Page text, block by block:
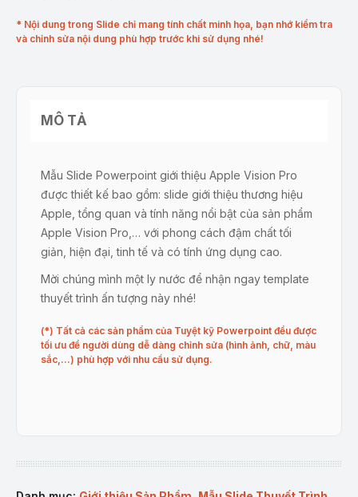
* Nội dung trong Slide chỉ mang tính chất minh họa, bạn nhớ kiểm tra
và chỉnh sửa nội dung phù hợp trước khi sử dụng nhé!
MÔ TẢ
Mẫu Slide Powerpoint giới thiệu Apple Vision Pro
được thiết kế bao gồm: slide giới thiệu thương hiệu
Apple, tổng quan và tính năng nổi bật của sản phẩm
Apple Vision Pro,… với phong cách đậm chất tối
giản, hiện đại, tinh tế và có tính ứng dụng cao.
Mời chúng mình một ly nước để nhận ngay template
thuyết trình ấn tượng này nhé!
(*) Tất cả các sản phẩm của Tuyệt kỹ Powerpoint đều được
tối ưu để người dùng dễ dàng chỉnh sửa (hình ảnh, chữ, màu
sắc,…) phù hợp với nhu cầu sử dụng.